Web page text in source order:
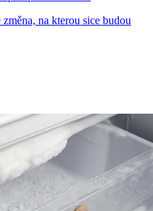
na kterou sice budou